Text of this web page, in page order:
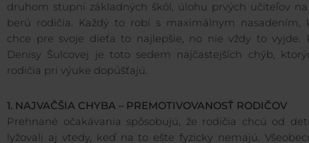
druhom stupni základných škôl, úlohu prvých učiteľov
berú rodičia. Každý to robí s maximálnym nasadením,
chce pre svoje dieťa to najlepšie, no nie vždy to vyjde.
Denisy Šulcovej je toto sedem najčastejších chýb,
rodičia pri výuke dopúšťajú.
1. NAJVAČŠIA CHYBA – PREMOTIVOVANOSŤ RODIČOV
Prehnané očakávania spôsobujú, že rodičia chcú od
lyžovali aj vtedy, keď na to ešte fyzicky nemajú.